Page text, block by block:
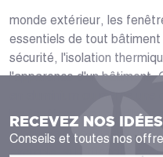
monde extérieur, les
essentiels de tout
sécurité, l'isolation
l'apparence d'un bâtiment.
les fenêtres d'aujourd'hui
répondre à vos désirs et
exemple, si l'efficacité
RECEVEZ NOS IDÉES
Conseils et toutes nos